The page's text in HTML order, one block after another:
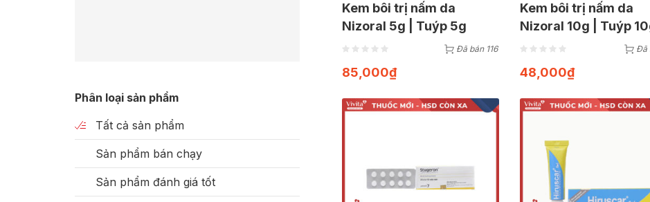
Phân loại sản phẩm
Tất cả sản phẩm
Sản phẩm bán chạy
Sản phẩm đánh giá tốt
Kem bôi trị nấm da
Nizoral 5g | Tuýp 5g
Đã bán 116
85,000₫
Kem bôi trị nấm da
Nizoral 10g | Tuýp
Đã
48,000₫